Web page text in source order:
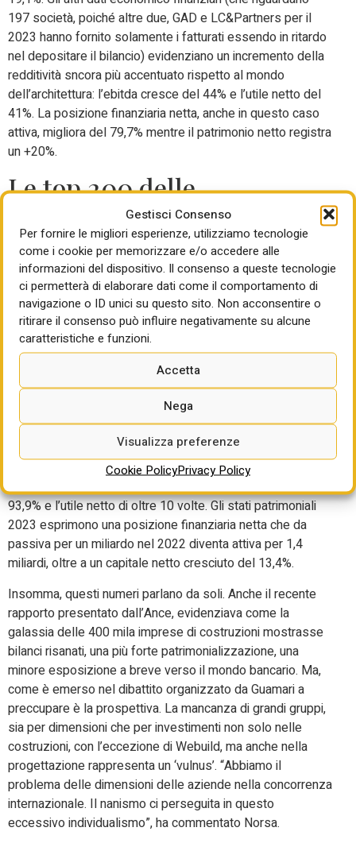
Gestisci Consenso
Per fornire le migliori esperienze, utilizziamo tecnologie
come i cookie per memorizzare e/o accedere alle
informazioni del dispositivo. Il consenso a queste tecnologie
ci permetterà di elaborare dati come il comportamento di
navigazione o ID unici su questo sito. Non acconsentire o
ritirare il consenso può influire negativamente su alcune
caratteristiche e funzioni.
Accetta
Nega
Visualizza preferenze
Cookie PolicyPrivacy Policy
197 società, poiché altre due, GAD e LC&Partners per il
2023 hanno fornito solamente i fatturati essendo in ritardo
nel depositare il bilancio) evidenziano un incremento della
redditività sncora più accentuato rispetto al mondo
dell’architettura: l’ebitda cresce del 44% e l’utile netto del
41%. La posizione finanziaria netta, anche in questo caso
attiva, migliora del 79,7% mentre il patrimonio netto registra
un +20%.
Le top 200 delle
costruzioni: balzo del
fatturato a 40,2 miliardi,
ebitda +61,5% ed ebit +93,9%
Le big delle costruzioni, sul cui podio svetta la sola
Webuild, seguita a distanza da Itinera e Pizzarotti tra le
generali e da Sicim e Bonatti (entrambe attive in pipeline) e
Salcef (lavori ferroviari) tra le specialistiche, aggregano
nell’esercizio 2023 40,2 miliardi di giro d’affari, +21,3%, con
una quota internazionale del 34,8%. I conti economici (di
198 imprese poiché Pizzarotti e Rizzani de Eccher hanno
fornito solamente i dati di fatturato essendo forzatamente
in ritardo nel depositare i bilanci) esprimono dati reddituali
estremamente positivi: l’ebitda cresce del 61,5%, l’ebit del
93,9% e l’utile netto di oltre 10 volte. Gli stati patrimoniali
2023 esprimono una posizione finanziaria netta che da
passiva per un miliardo nel 2022 diventa attiva per 1,4
miliardi, oltre a un capitale netto cresciuto del 13,4%.
Insomma, questi numeri parlano da soli. Anche il recente
rapporto presentato dall’Ance, evidenziava come la
galassia delle 400 mila imprese di costruzioni mostrasse
bilanci risanati, una più forte patrimonializzazione, una
minore esposizione a breve verso il mondo bancario. Ma,
come è emerso nel dibattito organizzato da Guamari a
preccupare è la prospettiva. La mancanza di grandi gruppi,
sia per dimensioni che per investimenti non solo nelle
costruzioni, con l’eccezione di Webuild, ma anche nella
progettazione rappresenta un ‘vulnus’. “Abbiamo il
problema delle dimensioni delle aziende nella concorrenza
internazionale. Il nanismo ci perseguita in questo
eccessivo individualismo”, ha commentato Norsa.